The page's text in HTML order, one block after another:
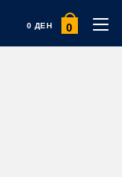
0 ДЕН 0